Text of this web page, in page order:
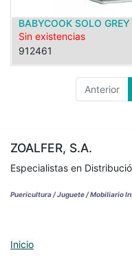
BABYCOOK SOLO GREY
Sin existencias
912461
Anterior
ZOALFER, S.A.
Especialistas en
Puericultura / Juguete / Mobiliario
Inicio